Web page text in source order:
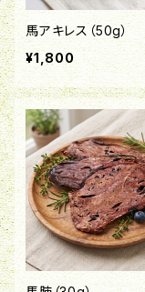
馬アキレス（50g）
¥1,800